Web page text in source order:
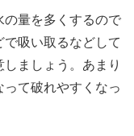
の量を多くするので
吸い取るなどして
ましょう。あまり
て破れやすくなっ